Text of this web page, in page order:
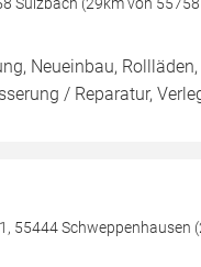
Neueinbau,
/ Reparatur,
55444 Schweppenhausen